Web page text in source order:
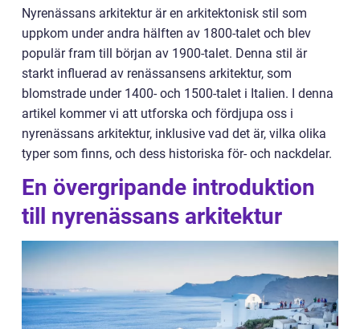
Nyrenässans arkitektur är en arkitektonisk stil som
uppkom under andra hälften av 1800-talet och blev
populär fram till början av 1900-talet. Denna stil är
starkt influerad av renässansens arkitektur, som
blomstrade under 1400- och 1500-talet i Italien. I denna
artikel kommer vi att utforska och fördjupa oss i
nyrenässans arkitektur, inklusive vad det är, vilka olika
typer som finns, och dess historiska för- och nackdelar.
En övergripande introduktion
till nyrenässans arkitektur